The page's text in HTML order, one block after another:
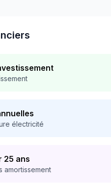
électricité
25 ans
amortissement